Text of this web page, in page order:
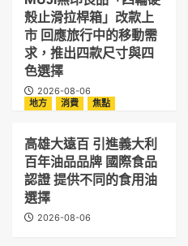
殼止滑拉桿箱」改款上
市 回應旅行中的移動需
求，推出四款尺寸與四
色選擇
2026-08-06
地方
消費 焦點
高雄大遠百 引進義大利
百年油品品牌 國際食品
認證 提供不同的食用油
選擇
2026-08-06